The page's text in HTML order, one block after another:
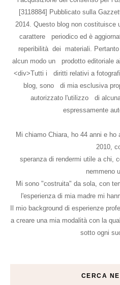
[3118884] Pubblicato sulla
2014. Questo blog non costituisce
carattere periodico ed è
reperibilità dei materiali.
alcun modo un prodotto editoriale
<div>Tutti i diritti relativi a
blog, sono di mia esclusiva
autorizzato l'utilizzo di
espressamente
Mi chiamo Chiara, ho 44 anni e
2010,
speranza di rendermi utile a chi,
nemmeno
Mi sono "costruita" da sola, con
l'esperienza di mia madre mi
Il mio background di esperienze
a creare una mia modalità con la
sotto ogni
CERCA